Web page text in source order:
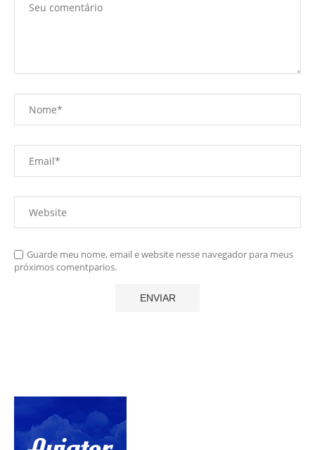
Guarde meu nome, email e website nesse navegador para meus
próximos comentparios.